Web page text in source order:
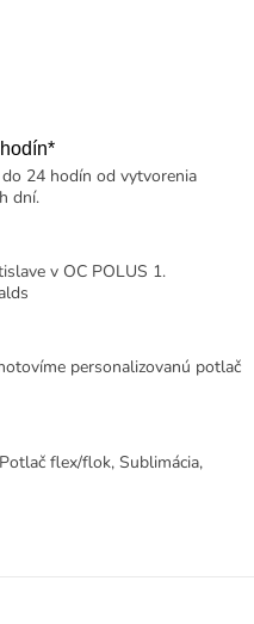
24 hodín od vytvorenia
dní.
v OC POLUS 1.
personalizovanú potlač
flex/flok, Sublimácia,